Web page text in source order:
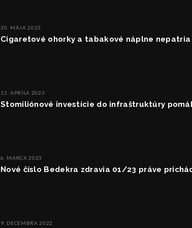
30. MÁJA 2023
Cigaretové ohorky a tabakové náplne
12. APRÍLA 2023
Stomiliónové investície do infraštruktúry
6. MARCA 2023
Nové číslo Bedekra zdravia 01/23 práve
9. DECEMBRA 2022